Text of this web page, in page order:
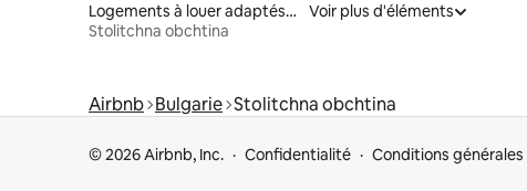
Logements à louer adaptés aux animaux
Stolitchna obchtina
Voir plus d'éléments
Airbnb Bulgarie Stolitchna obchtina
© 2026 Airbnb, Inc. Confidentialité Conditions générales